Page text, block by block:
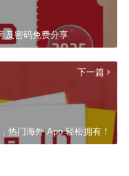
及密码免费分享
下一篇
热门海外 App 轻松拥有！